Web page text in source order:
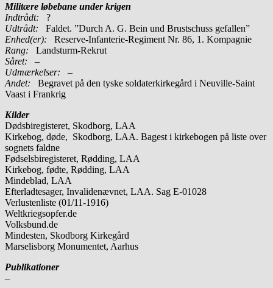
Militære løbebane under krigen
Indtrådt: ?
Udtrådt: Faldet. ”Durch A. G. Bein und Brustschuss gefallen”
Enhed(er):
Reserve-Infanterie-Regiment Nr. 86, 1. Kompagnie
Rang:
Landsturm-Rekrut
Såret: –
Udmærkelser: –
Andet: Begravet på den tyske soldaterkirkegård i Neuville-Saint
Vaast i Frankrig
Kilder
Dødsbiregisteret, Skodborg, LAA
Kirkebog, døde, Skodborg, LAA. Bagest i kirkebogen på liste over
sognets faldne
Fødselsbiregisteret, Rødding, LAA
Kirkebog, fødte, Rødding, LAA
Mindeblad, LAA
Efterladtesager, Invalidenævnet, LAA. Sag E-01028
Verlustenliste (01/11-1916)
Weltkriegsopfer.de
Volksbund.de
Mindesten, Skodborg Kirkegård
Marselisborg Monumentet, Aarhus
Publikationer
–